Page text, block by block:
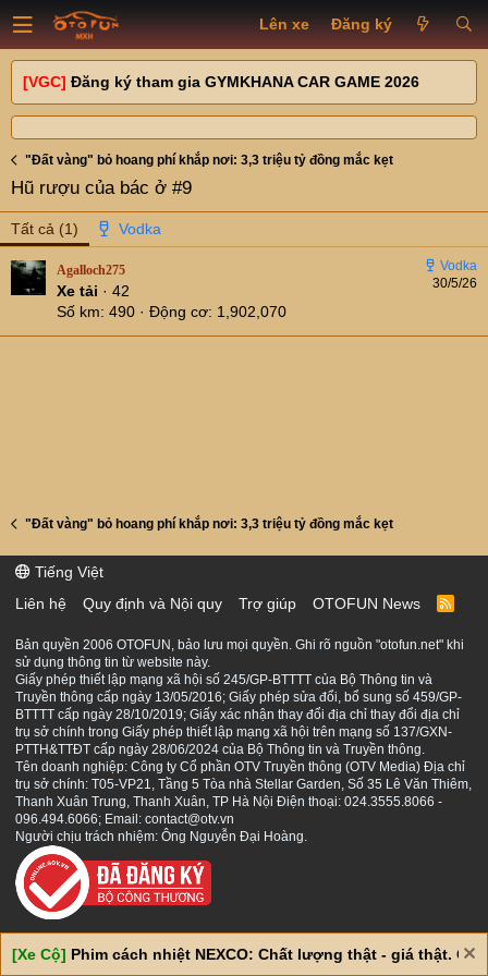
Lên xe Đăng ký
[VGC] Đăng ký tham gia GYMKHANA CAR GAME 2026
"Đất vàng" bỏ hoang phí khắp nơi: 3,3 triệu tỷ đồng mắc kẹt
Hũ rượu của bác ở #9
Tất cả (1)
30/5/26
Agalloch275
Xe tải · 42
Số km 490 Động cơ 1,902,070
"Đất vàng" bỏ hoang phí khắp nơi: 3,3 triệu tỷ đồng mắc kẹt
Tiếng Việt
Liên hệ
Quy định và Nội quy Trợ giúp OTOFUN News
R
S
Bản quyền 2006 OTOFUN, bảo lưu mọi quyền. Ghi rõ nguồn "otofun.net" khi
sử dụng thông tin từ website này.
Giấy phép thiết lập mạng xã hội số 245/GP-BTTTT của Bộ Thông tin và
Truyền thông cấp ngày 13/05/2016; Giấy phép sửa đổi, bổ sung số 459/GP-
BTTTT cấp ngày 28/10/2019; Giấy xác nhận thay đổi địa chỉ thay đổi địa chỉ
trụ sở chính trong Giấy phép thiết lập mạng xã hội trên mạng số 137/GXN-
PTTH&TTĐT cấp ngày 28/06/2024 của Bộ Thông tin và Truyền thông.
Tên doanh nghiệp: Công ty Cổ phần OTV Truyền thông (OTV Media) Địa chỉ
trụ sở chính: T05-VP21, Tầng 5 Tòa nhà Stellar Garden, Số 35 Lê Văn Thiêm,
Thanh Xuân Trung, Thanh Xuân, TP Hà Nội Điện thoại: 024.3555.8066 -
096.494.6066; Email: contact@otv.vn
Người chịu trách nhiệm: Ông Nguyễn Đại Hoàng.
[Xe Cộ] Phim cách nhiệt NEXCO: Chất lượng thật - giá thật. Giá